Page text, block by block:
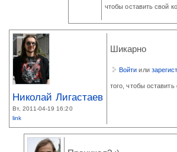
чтобы оставить свой
Николай Лигастаев
Вт, 2011-04-19 16:20
link
Шикарно
Войти или
того, чтобы